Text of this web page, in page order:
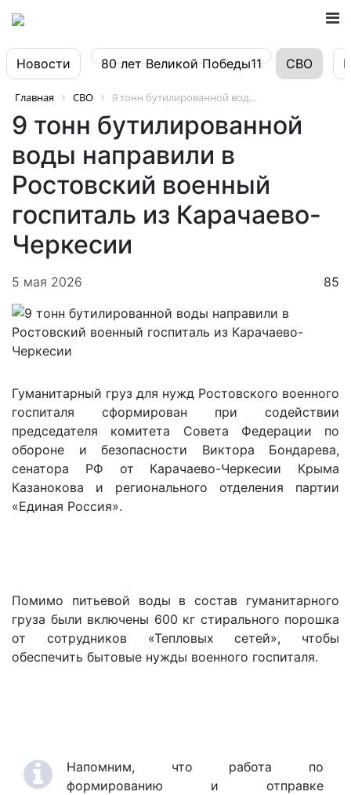
Новости 80 лет Великой Победы11 СВО
Главная СВО 9 тонн бутилированной вод...
9 тонн бутилированной
воды направили в
Ростовский военный
госпиталь из Карачаево-
Черкесии
5 мая 2026 85
Гуманитарный груз для нужд Ростовского военного
госпиталя сформирован при содействии
председателя комитета Совета Федерации по
обороне и безопасности Виктора Бондарева,
сенатора РФ от Карачаево-Черкесии Крыма
Казанокова и регионального отделения партии
«Единая Россия».
Помимо питьевой воды в состав гуманитарного
груза были включены 600 кг стирального порошка
от сотрудников «Тепловых сетей», чтобы
обеспечить бытовые нужды военного госпиталя.
Напомним, что работа по
формированию и отправке